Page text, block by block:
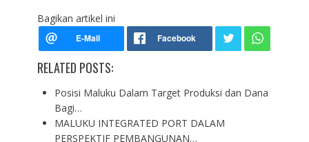
Bagikan artikel ini
RELATED POSTS:
Posisi Maluku Dalam Target Produksi dan Dana
Bagi…
MALUKU INTEGRATED PORT DALAM
PERSPEKTIF PEMBANGUNAN…